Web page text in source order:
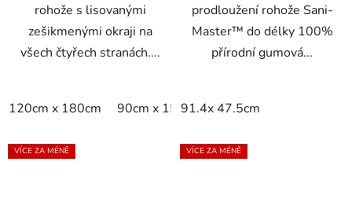
rohože s lisovanými
zešikmenými okraji na
všech čtyřech stranách....
120cm x 180cm 90cm x 150cm
prodloužení rohože Sani-
Master™ do délky 100%
přírodní gumová...
91.4x 47.5cm
VÍCE ZA MÉNĚ VÍCE ZA MÉNĚ